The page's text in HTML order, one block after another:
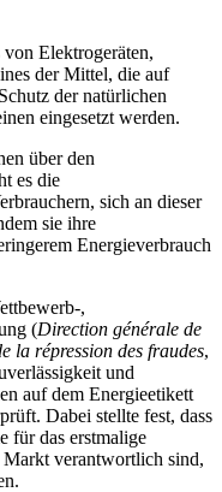
Elektrogeräten,
der Mittel, die auf
der natürlichen
eingesetzt werden.
über den
es die
sich an dieser
sie ihre
Energieverbrauch
,
(Direction générale de
la répression des fraudes,
und
auf dem Energieetikett
Dabei stellte fest, dass
für das erstmalige
verantwortlich sind,